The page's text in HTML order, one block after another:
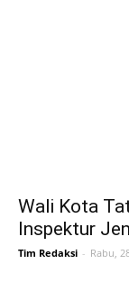
Wali Kota
Inspektur
Tim Redaksi - Rabu,